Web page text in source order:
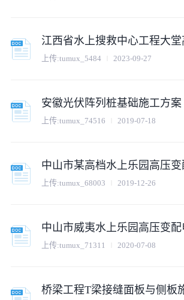
上传:tumux_5484 2023-09-27
上传:tumux_74516 2019-07-18
上传:tumux_68003 2019-12-26
上传:tumux_71311 2020-07-08